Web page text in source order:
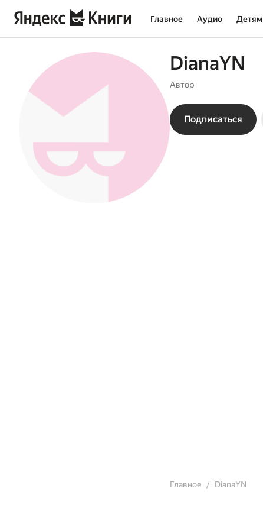
Главное Аудио Детям
DianaYN
Автор
Подписаться
Главное DianaYN